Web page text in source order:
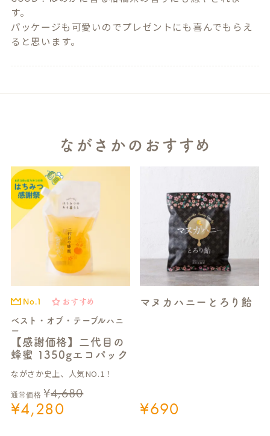
す。
パッケージも可愛いのでプレゼントにも喜んでもらえ
ると思います。
ながさかのおすすめ
No.1 おすすめ
ベスト・オブ・テーブルハニ
ー
【感謝価格】二代目の
蜂蜜 1350gエコパック
ながさか史上、人気NO.1！
通常価格 ¥4,680
¥4,280
マヌカハニーとろり飴
¥690